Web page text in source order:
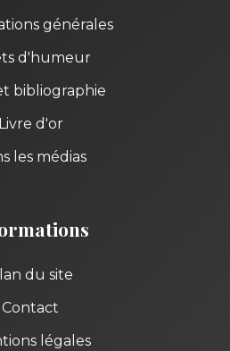
générales
d'humeur
bibliographie
Livre d'or
les médias
du site
Contact
légales